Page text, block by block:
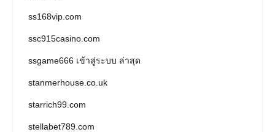
ss168vip.com
ssc915casino.com
ssgame666 เข้าสู่ระบบ ล่าสุด
stanmerhouse.co.uk
starrich99.com
stellabet789.com